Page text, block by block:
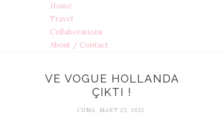
Home
Travel
Collaborations
About / Contact
VE VOGUE HOLLANDA
ÇIKTI !
CUMA, MART 23, 2012